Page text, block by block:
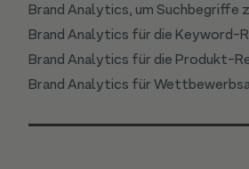
Brand Analytics, um Suchbegriffe
Brand Analytics für die Keyword-
Brand Analytics für die Produkt-
Brand Analytics für